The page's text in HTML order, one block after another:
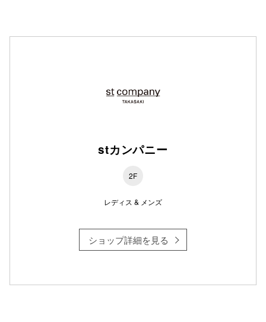
stカンパニー
2F
レディス & メンズ
ショップ詳細を見る